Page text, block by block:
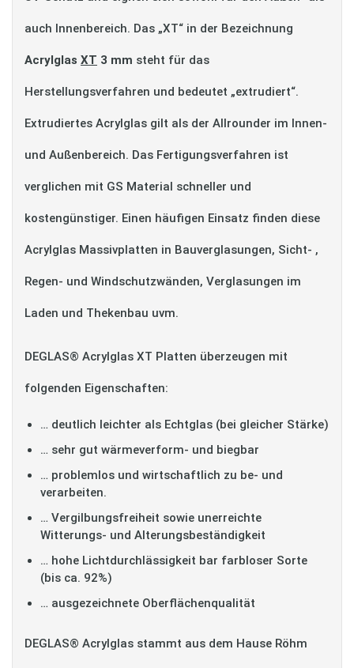
auch Innenbereich. Das „XT“ in der Bezeichnung
Acrylglas XT 3 mm steht für das
Herstellungsverfahren und bedeutet „extrudiert“.
Extrudiertes Acrylglas gilt als der Allrounder im Innen-
und Außenbereich. Das Fertigungsverfahren ist
verglichen mit GS Material schneller und
kostengünstiger. Einen häufigen Einsatz finden diese
Acrylglas Massivplatten in Bauverglasungen, Sicht- ,
Regen- und Windschutzwänden, Verglasungen im
Laden und Thekenbau uvm.
DEGLAS® Acrylglas XT Platten überzeugen mit
folgenden Eigenschaften:
… deutlich leichter als Echtglas (bei gleicher Stärke)
… sehr gut wärmeverform- und biegbar
… problemlos und wirtschaftlich zu be- und
verarbeiten.
… Vergilbungsfreiheit sowie unerreichte
Witterungs- und Alterungsbeständigkeit
… hohe Lichtdurchlässigkeit bar farbloser Sorte
(bis ca. 92%)
… ausgezeichnete Oberflächenqualität
DEGLAS® Acrylglas stammt aus dem Hause Röhm